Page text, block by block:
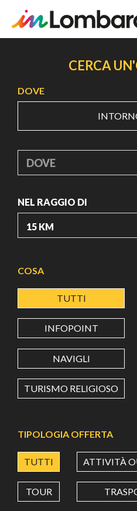
principale
CERCA
DOVE
DOVE
NEL RAGGIO DI
LATITUDINE
LONGITUDINE
Value in decimal degrees. Use
COSA
TUTTI
INFOPOINT
NAVIGLI
TURISMO RELIGIOSO
TIPOLOGIA OFFERTA
TUTTI ATTIVITÀ
TOUR